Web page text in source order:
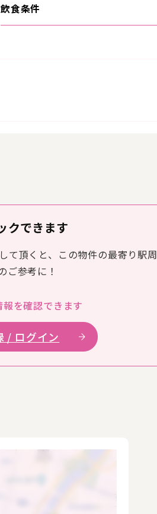
飲食条件
クできます
て頂くと、この物件の最寄り駅
ご参考に！
報を確認できます
/ ログイン